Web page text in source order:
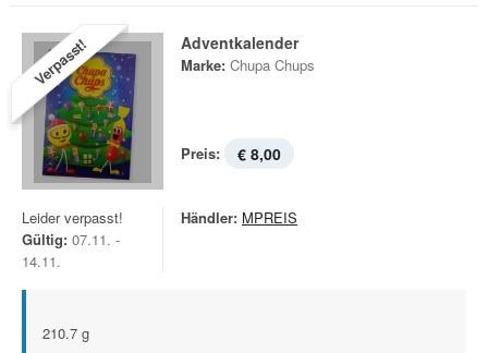
Verpasst! Adventkalender
Marke: Chupa Chups
Preis: € 8,00
Leider verpasst!
Gültig: 07.11. -
14.11.
Händler: MPREIS
210.7 g